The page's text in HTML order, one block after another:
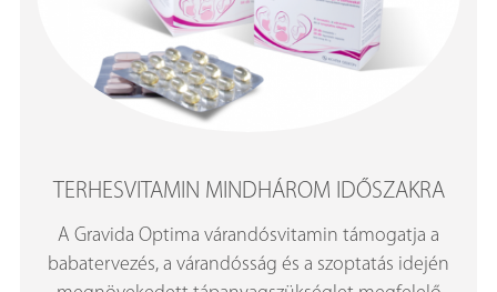
TERHESVITAMIN MINDHÁROM IDŐSZAKRA
A Gravida Optima várandósvitamin támogatja a
babatervezés, a várandósság és a szoptatás idején